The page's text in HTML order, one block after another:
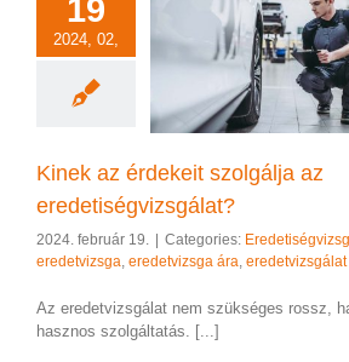
19
2024, 02,
szolgálja
Kinek az érdekeit szolgálja az
eredetiségvizsgálat?
2024. február 19. Categories:
eredetvizsga, eredetvizsga ára, eredetvizsgálat
Az eredetvizsgálat nem szükséges rossz,
hasznos szolgáltatás. [...]